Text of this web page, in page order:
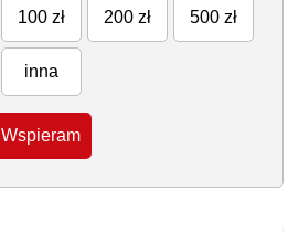
100 zł 200 zł 500 zł
inna
Wspieram